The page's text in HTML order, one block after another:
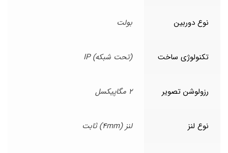
نوع دوربین بولت
تکنولوژی ساخت (تحت شبکه) IP
رزولوشن تصویر 2 مگاپیکسل
نوع لنز لنز (4mm) ثابت